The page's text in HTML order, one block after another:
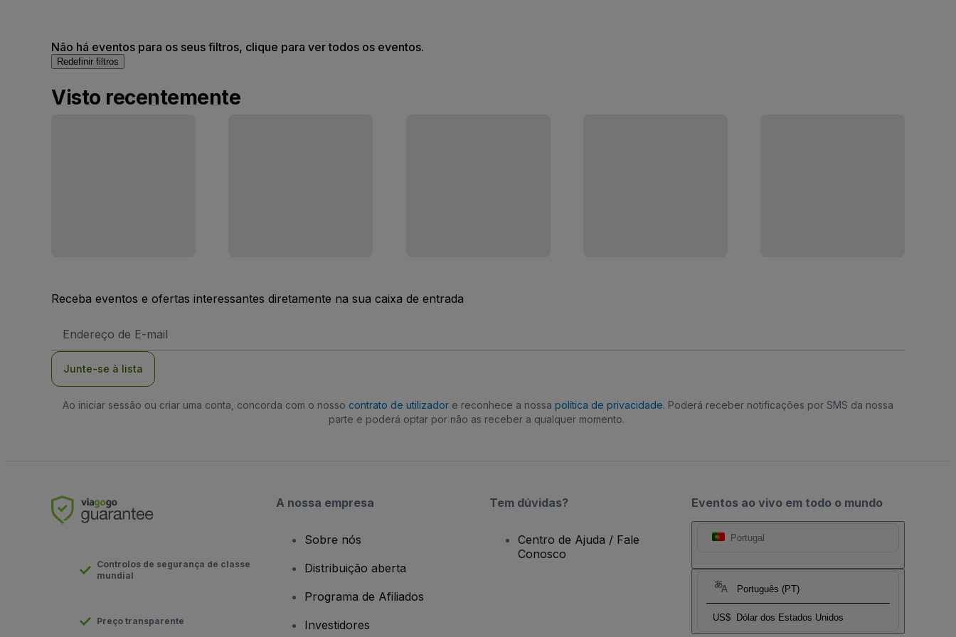
Não há eventos para os seus filtros, clique para ver todos os eventos.
Redefinir filtros
Visto recentemente
Receba eventos e ofertas interessantes diretamente na sua caixa de entrada
de
Junte-se à lista
Ao iniciar sessão ou criar uma conta, concorda com o nosso contrato de utilizador e reconhece a nossa política de privacidade. Poderá receber notificações por SMS da nossa
parte e poderá optar por não as receber a qualquer momento.
Eventos ao vivo em todo o mundo
Portugal
Português (PT)
US$ Dólar dos Estados Unidos
Controlos de segurança de classe
mundial
Preço transparente
A nossa empresa
Sobre nós
Distribuição aberta
Programa de Afiliados
Investidores
Tem dúvidas?
Centro de Ajuda / Fale
Conosco